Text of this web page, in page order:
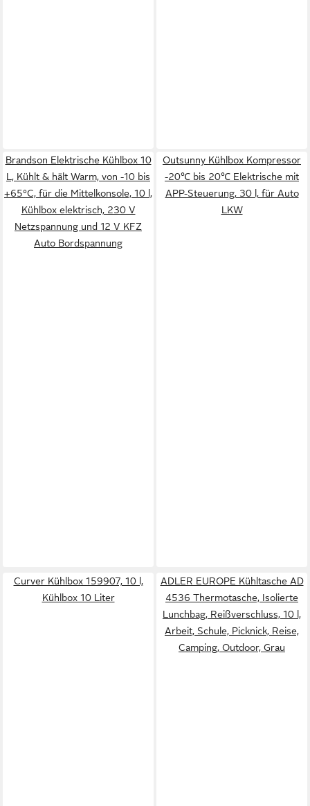
Brandson Elektrische Kühlbox 10
L, Kühlt & hält Warm, von -10 bis
+65°C, für die Mittelkonsole, 10 l,
Kühlbox elektrisch, 230 V
Netzspannung und 12 V KFZ
Auto Bordspannung
Outsunny Kühlbox Kompressor
-20℃ bis 20℃ Elektrische mit
APP-Steuerung, 30 l, für Auto
LKW
Curver Kühlbox 159907, 10 l,
Kühlbox 10 Liter
ADLER EUROPE Kühltasche AD
4536 Thermotasche, Isolierte
Lunchbag, Reißverschluss, 10 l,
Arbeit, Schule, Picknick, Reise,
Camping, Outdoor, Grau